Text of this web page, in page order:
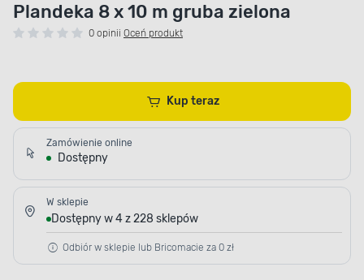
Plandeka 8 x 10 m gruba zielona
0 opinii Oceń produkt
Kup teraz
Zamówienie online
Dostępny
W sklepie
Dostępny w 4 z 228 sklepów
Odbiór w sklepie lub Bricomacie za 0 zł